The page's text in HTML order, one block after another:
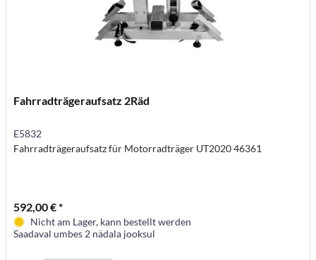
Fahrradträgeraufsatz 2Räd
E5832
Fahrradträgeraufsatz für Motorradträger UT2020 46361
592,00 € *
Nicht am Lager, kann bestellt werden
Saadaval umbes 2 nädala jooksul